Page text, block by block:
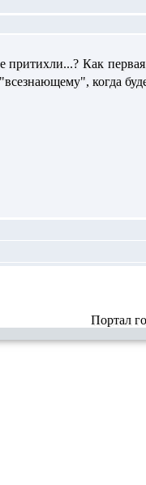
притихли...? Как
когда
Портал